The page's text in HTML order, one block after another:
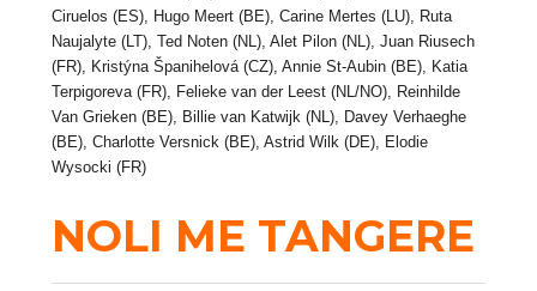
Ciruelos (ES), Hugo Meert (BE), Carine Mertes (LU), Ruta
Naujalyte (LT), Ted Noten (NL), Alet Pilon (NL), Juan Riusech
(FR), Kristýna Španihelová (CZ), Annie St-Aubin (BE), Katia
Terpigoreva (FR), Felieke van der Leest (NL/NO), Reinhilde
Van Grieken (BE), Billie van Katwijk (NL), Davey Verhaeghe
(BE), Charlotte Versnick (BE), Astrid Wilk (DE), Elodie
Wysocki (FR)
NOLI ME TANGERE